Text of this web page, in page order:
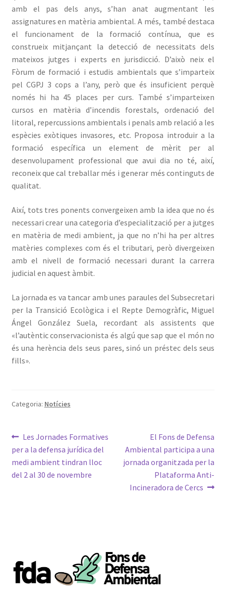
amb el pas dels anys, s’han anat augmentant les
assignatures en matèria ambiental. A més, també destaca
el funcionament de la formació contínua, que es
construeix mitjançant la detecció de necessitats dels
mateixos jutges i experts en jurisdicció. D’això neix el
Fòrum de formació i estudis ambientals que s’imparteix
pel CGPJ 3 cops a l’any, però que és insuficient perquè
només hi ha 45 places per curs. També s’imparteixen
cursos en matèria d’incendis forestals, ordenació del
litoral, repercussions ambientals i penals amb relació a les
espècies exòtiques invasores, etc. Proposa introduir a la
formació específica un element de mèrit per al
desenvolupament professional que avui dia no té, així,
reconeix que cal treballar més i generar més continguts de
qualitat.
Així, tots tres ponents convergeixen amb la idea que no és
necessari crear una categoria d’especialització per a jutges
en matèria de medi ambient, ja que no n’hi ha per altres
matèries complexes com és el tributari, però divergeixen
amb el nivell de formació necessari durant la carrera
judicial en aquest àmbit.
La jornada es va tancar amb unes paraules del Subsecretari
per la Transició Ecològica i el Repte Demogràfic, Miguel
Ángel González Suela, recordant als assistents que
«l’autèntic conservacionista és algú que sap que el món no
és una herència dels seus pares, sinó un préstec dels seus
fills».
Categoria: Notícies
Navegació
d'entrades
Entrada
anterior:
Les Jornades Formatives
per a la defensa jurídica del
medi ambient tindran lloc
del 2 al 30 de novembre
Pròxima
entrada:
El Fons de Defensa
Ambiental participa a una
jornada organitzada per la
Plataforma Anti-
Incineradora de Cercs